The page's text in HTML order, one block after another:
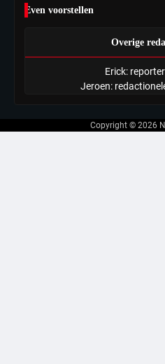
Even voorstellen
Overige
Erick:
Jeroen:
Copyright © 2026